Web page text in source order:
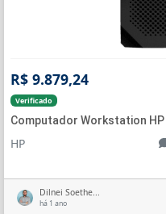
R$ 9.879,24
Verificado
Computador Workstation HP
HP
Dilnei Soethe...
há 1 ano